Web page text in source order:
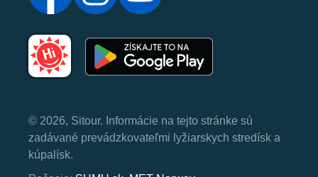
© 2026, Sitour. Informácie na tejto stránke sú
zadávané prevádzkovateľmi lyžiarskych stredísk a
kúpalísk.